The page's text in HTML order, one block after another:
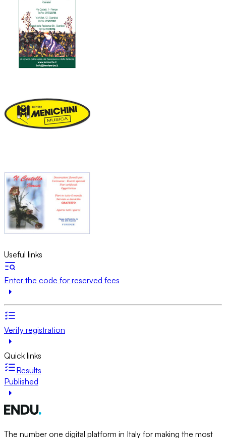
Useful links
Enter the code for reserved fees
Verify registration
Quick links
Results
Published
The number one digital platform in Italy for making the most